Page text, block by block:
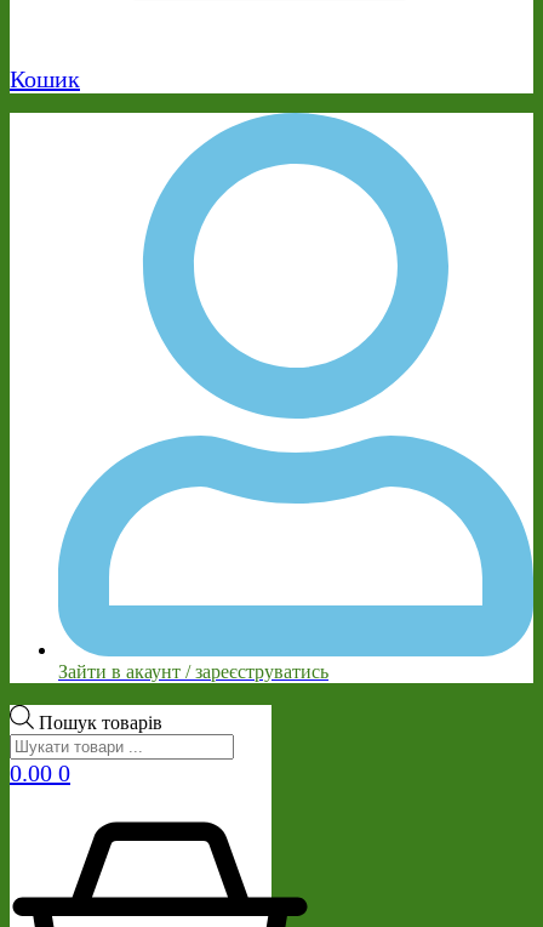
Кошик
Зайти в акаунт / зареєструватись
Пошук товарів
0.00 0